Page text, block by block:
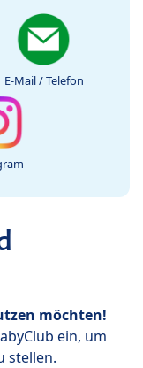
E-Mail / Telefon
möchten!
ein, um
stellen.